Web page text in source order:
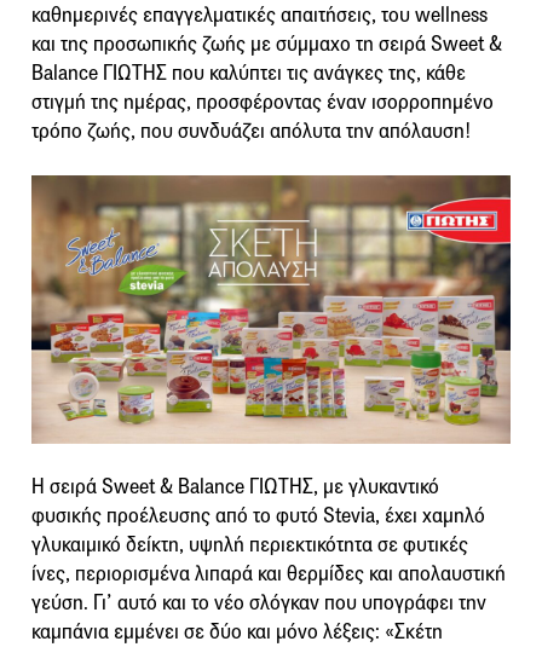
καθημερινές επαγγελματικές απαιτήσεις, του wellness
και της προσωπικής ζωής με σύμμαχο τη σειρά Sweet &
Balance ΓΙΩΤΗΣ που καλύπτει τις ανάγκες της, κάθε
στιγμή της ημέρας, προσφέροντας έναν ισορροπημένο
τρόπο ζωής, που συνδυάζει απόλυτα την απόλαυση!
Η σειρά Sweet & Balance ΓΙΩΤΗΣ, με γλυκαντικό
φυσικής προέλευσης από το φυτό Stevia, έχει χαμηλό
γλυκαιμικό δείκτη, υψηλή περιεκτικότητα σε φυτικές
ίνες, περιορισμένα λιπαρά και θερμίδες και απολαυστική
γεύση. Γι’ αυτό και το νέο σλόγκαν που υπογράφει την
καμπάνια εμμένει σε δύο και μόνο λέξεις: «Σκέτη